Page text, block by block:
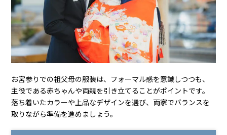
お宮参りでの祖父母の服装は、フォーマル感を意識しつつも、
主役である赤ちゃんや両親を引き立てることがポイントです。
落ち着いたカラーや上品なデザインを選び、両家でバランスを
取りながら準備を進めましょう。